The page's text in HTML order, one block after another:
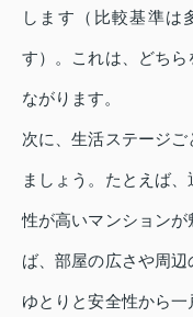
します（比較基準は
す）。これは、どち
ながります。
次に、生活ステージ
ましょう。たとえば
性が高いマンション
ば、部屋の広さや周
ゆとりと安全性から一